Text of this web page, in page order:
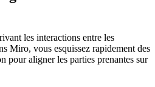
les interactions entre les
Miro, vous esquissez rapidement des
pour aligner les parties prenantes sur